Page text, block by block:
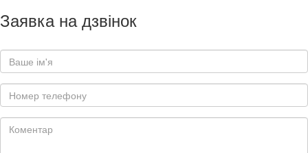
Заявка на дзвінок